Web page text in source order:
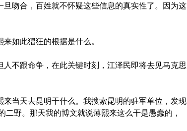
吻合，百姓就不怀疑这些信息的真实性了。因为这
如此猖狂的根据是什么。
不跟命争，在此关键时刻，江泽民即将去见马克思
当天去昆明干什么。我搜索昆明的驻军单位，发现
野。那天我的博文就说薄熙来这么干是愚蠢的，